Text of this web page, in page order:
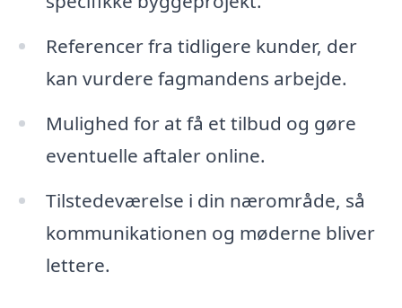
Referencer fra tidligere kunder, der
kan vurdere fagmandens arbejde.
Mulighed for at få et tilbud og gøre
eventuelle aftaler online.
Tilstedeværelse i din nærområde, så
kommunikationen og møderne bliver
lettere.